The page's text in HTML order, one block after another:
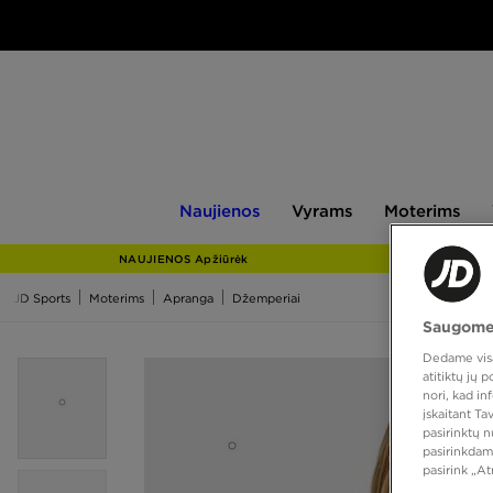
Naujienos Vyrams Moterims
NAUJIENOS Apžiūrėk
JD Sports Moterims Apranga Džemperiai
Dedame
atitiktų jų
nori, kad
įskaitant
pasirinktų
pasirink